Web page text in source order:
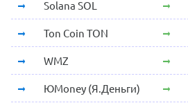
Solana SOL
Ton Coin TON
WMZ
ЮMoney (Я.Деньги)